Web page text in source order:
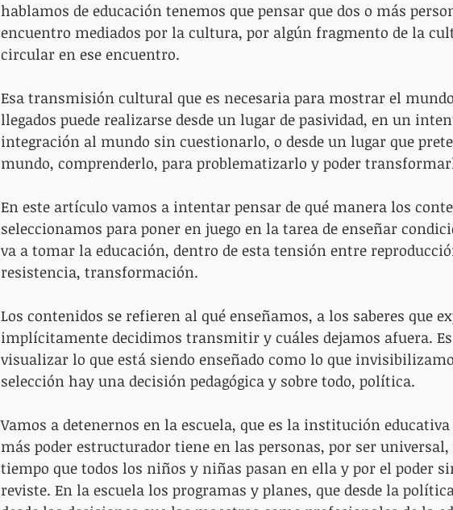
hablamos de educación tenemos que pensar que dos o más
encuentro mediados por la cultura, por algún fragmento de la
circular en ese encuentro.
Esa transmisión cultural que es necesaria para mostrar el
llegados puede realizarse desde un lugar de pasividad, en un
integración al mundo sin cuestionarlo, o desde un lugar que
mundo, comprenderlo, para problematizarlo y poder
En este artículo vamos a intentar pensar de qué manera los
seleccionamos para poner en juego en la tarea de enseñar
va a tomar la educación, dentro de esta tensión entre
resistencia, transformación.
Los contenidos se refieren al qué enseñamos, a los saberes que
implícitamente decidimos transmitir y cuáles dejamos afuera.
visualizar lo que está siendo enseñado como lo que
selección hay una decisión pedagógica y sobre todo, política.
Vamos a detenernos en la escuela, que es la institución
más poder estructurador tiene en las personas, por ser
tiempo que todos los niños y niñas pasan en ella y por el poder
reviste. En la escuela los programas y planes, que desde la